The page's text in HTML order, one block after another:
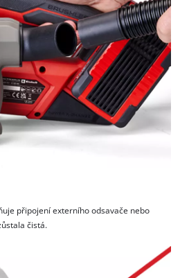
připojení externího odsavače nebo
čistá.